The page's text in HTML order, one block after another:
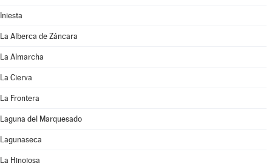
Iniesta
La Alberca de Záncara
La Almarcha
La Cierva
La Frontera
Laguna del Marquesado
Lagunaseca
La Hinojosa